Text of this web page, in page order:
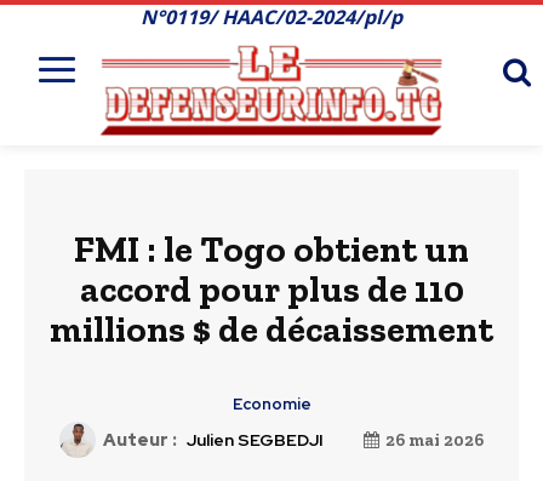
N°0119/ HAAC/02-2024/pl/p
FMI : le Togo obtient un
accord pour plus de 110
millions $ de décaissement
Economie
Auteur : Julien SEGBEDJI 26 mai 2026